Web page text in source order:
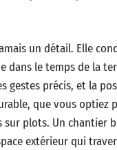
un détail. Elle
dans le temps de la
gestes précis, et la
que vous optiez
sur plots. Un chantier
extérieur qui